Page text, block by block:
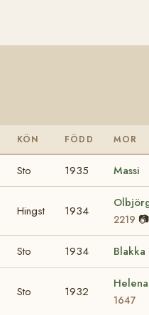
KÖN FÖDD MOR
Sto 1935 Massi
Hingst 1934
2219 📷
Sto 1934 Blakka
Sto 1932
1647